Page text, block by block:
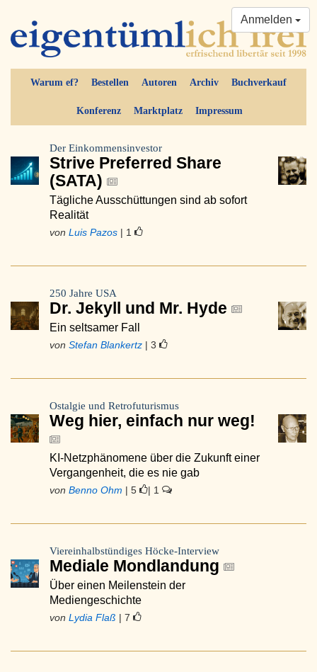
Warum ef? Bestellen Autoren Archiv Buchverkauf
Konferenz Marktplatz Impressum
Anmelden
Der Einkommensinvestor
Strive Preferred Share
(SATA)
Tägliche Ausschüttungen sind ab sofort
Realität
von Luis Pazos | 1
250 Jahre USA
Dr. Jekyll und Mr. Hyde
Ein seltsamer Fall
von Stefan Blankertz | 3
Ostalgie und Retrofuturismus
Weg hier, einfach nur weg!
KI-Netzphänomene über die Zukunft einer
Vergangenheit, die es nie gab
von Benno Ohm | 5 | 1
Viereinhalbstündiges Höcke-Interview
Mediale Mondlandung
Über einen Meilenstein der
Mediengeschichte
von Lydia Flaß | 7